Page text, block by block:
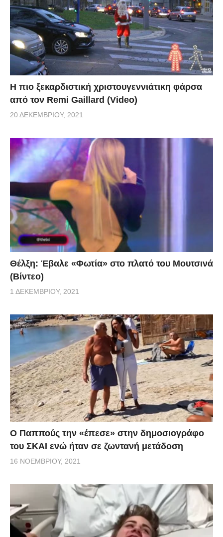
Η πιο ξεκαρδιστική χριστουγεννιάτικη φάρσα
από τον Remi Gaillard (Video)
20 ΔΕΚΕΜΒΡΊΟΥ, 2021
Θέλξη: Έβαλε «Φωτία» στο πλατό του Μουτσινά
(Βίντεο)
1 ΔΕΚΕΜΒΡΊΟΥ, 2021
Ο Παππούς την «έπεσε» στην δημοσιογράφο
του ΣΚΑΙ ενώ ήταν σε ζωντανή μετάδοση
16 ΝΟΕΜΒΡΊΟΥ, 2021